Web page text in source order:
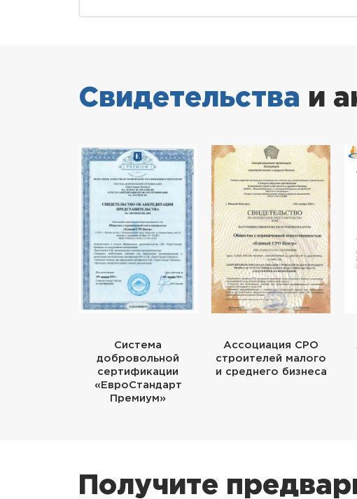
Свидетельства и
Система
добровольной
сертификации
«ЕвроСтандарт
Премиум»
Ассоциация СРО
строителей малого
и среднего бизнеса
Получите